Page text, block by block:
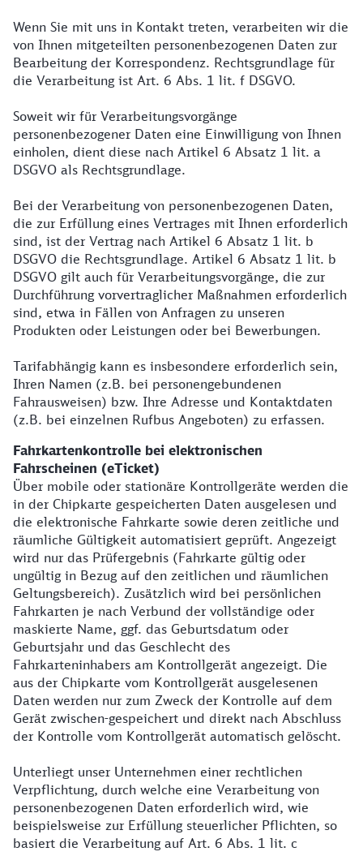
Wenn Sie mit uns in Kontakt treten, verarbeiten wir die
von Ihnen mitgeteilten personenbezogenen Daten zur
Bearbeitung der Korrespondenz. Rechtsgrundlage für
die Verarbeitung ist Art. 6 Abs. 1 lit. f DSGVO.
Soweit wir für Verarbeitungsvorgänge
personenbezogener Daten eine Einwilligung von Ihnen
einholen, dient diese nach Artikel 6 Absatz 1 lit. a
DSGVO als Rechtsgrundlage.
Bei der Verarbeitung von personenbezogenen Daten,
die zur Erfüllung eines Vertrages mit Ihnen erforderlich
sind, ist der Vertrag nach Artikel 6 Absatz 1 lit. b
DSGVO die Rechtsgrundlage. Artikel 6 Absatz 1 lit. b
DSGVO gilt auch für Verarbeitungsvorgänge, die zur
Durchführung vorvertraglicher Maßnahmen erforderlich
sind, etwa in Fällen von Anfragen zu unseren
Produkten oder Leistungen oder bei Bewerbungen.
Tarifabhängig kann es insbesondere erforderlich sein,
Ihren Namen (z.B. bei personengebundenen
Fahrausweisen) bzw. Ihre Adresse und Kontaktdaten
(z.B. bei einzelnen Rufbus Angeboten) zu erfassen.
Fahrkartenkontrolle bei elektronischen
Fahrscheinen (eTicket)
Über mobile oder stationäre Kontrollgeräte werden die
in der Chipkarte gespeicherten Daten ausgelesen und
die elektronische Fahrkarte sowie deren zeitliche und
räumliche Gültigkeit automatisiert geprüft. Angezeigt
wird nur das Prüfergebnis (Fahrkarte gültig oder
ungültig in Bezug auf den zeitlichen und räumlichen
Geltungsbereich). Zusätzlich wird bei persönlichen
Fahrkarten je nach Verbund der vollständige oder
maskierte Name, ggf. das Geburtsdatum oder
Geburtsjahr und das Geschlecht des
Fahrkarteninhabers am Kontrollgerät angezeigt. Die
aus der Chipkarte vom Kontrollgerät ausgelesenen
Daten werden nur zum Zweck der Kontrolle auf dem
Gerät zwischen-gespeichert und direkt nach Abschluss
der Kontrolle vom Kontrollgerät automatisch gelöscht.
Unterliegt unser Unternehmen einer rechtlichen
Verpflichtung, durch welche eine Verarbeitung von
personenbezogenen Daten erforderlich wird, wie
beispielsweise zur Erfüllung steuerlicher Pflichten, so
basiert die Verarbeitung auf Art. 6 Abs. 1 lit. c